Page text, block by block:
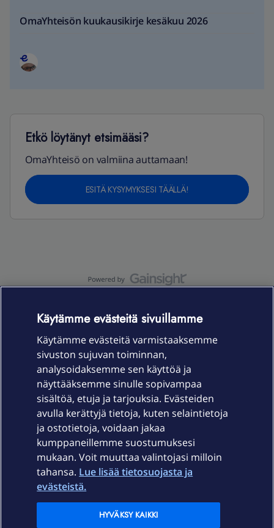
OmaYhteisön kuukausikirje kesäkuu 2026
Etkö löytänyt etsimääsi?
OmaYhteisö on valmiina auttamaan!
ESITÄ KYSYMYKSESI TÄÄLLÄ!
Laitteet & liittymät
Palvelut
Ajankohtaista
Elisa Oyj
Käytämme evästeitä sivuillamme
Käytämme evästeitä varmistaaksemme
sivuston sujuvan toiminnan,
analysoidaksemme sen käyttöä ja
näyttääksemme sinulle sopivampaa
sisältöä, etuja ja tarjouksia. Evästeiden
avulla kerättyjä tietoja, kuten selaintietoja
ja ostotietoja, voidaan jakaa
kumppaneillemme suostumuksesi
mukaan. Voit muuttaa valintojasi milloin
tahansa. Lue lisää tietosuojasta ja
evästeistä.
HYVÄKSY KAIKKI